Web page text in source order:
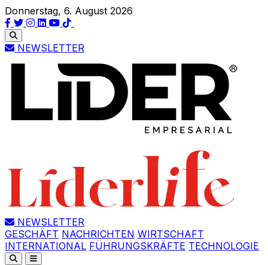
Donnerstag, 6. August 2026
NEWSLETTER
NEWSLETTER
GESCHÄFT NACHRICHTEN WIRTSCHAFT
INTERNATIONAL FÜHRUNGSKRÄFTE TECHNOLOGIE